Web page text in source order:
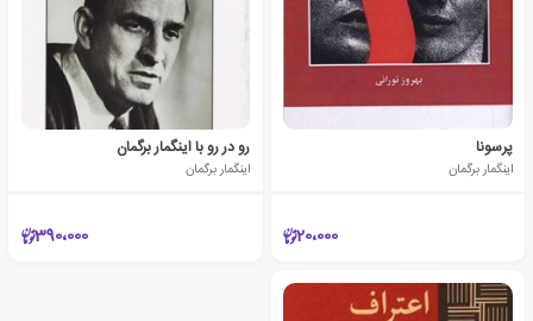
پرسونا
اینگمار برگمان
20،000
رو در رو با اینگمار برگمان
اینگمار برگمان
390،000